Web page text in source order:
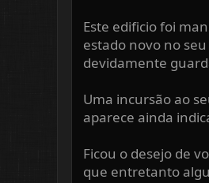
Este edificio foi
estado novo no
devidamente
Uma incursão ao
aparece ainda
Ficou o desejo de
que entretanto